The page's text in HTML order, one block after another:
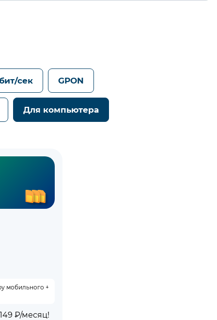
сек GPON
Для компьютера
мобильного +
₽/месяц!